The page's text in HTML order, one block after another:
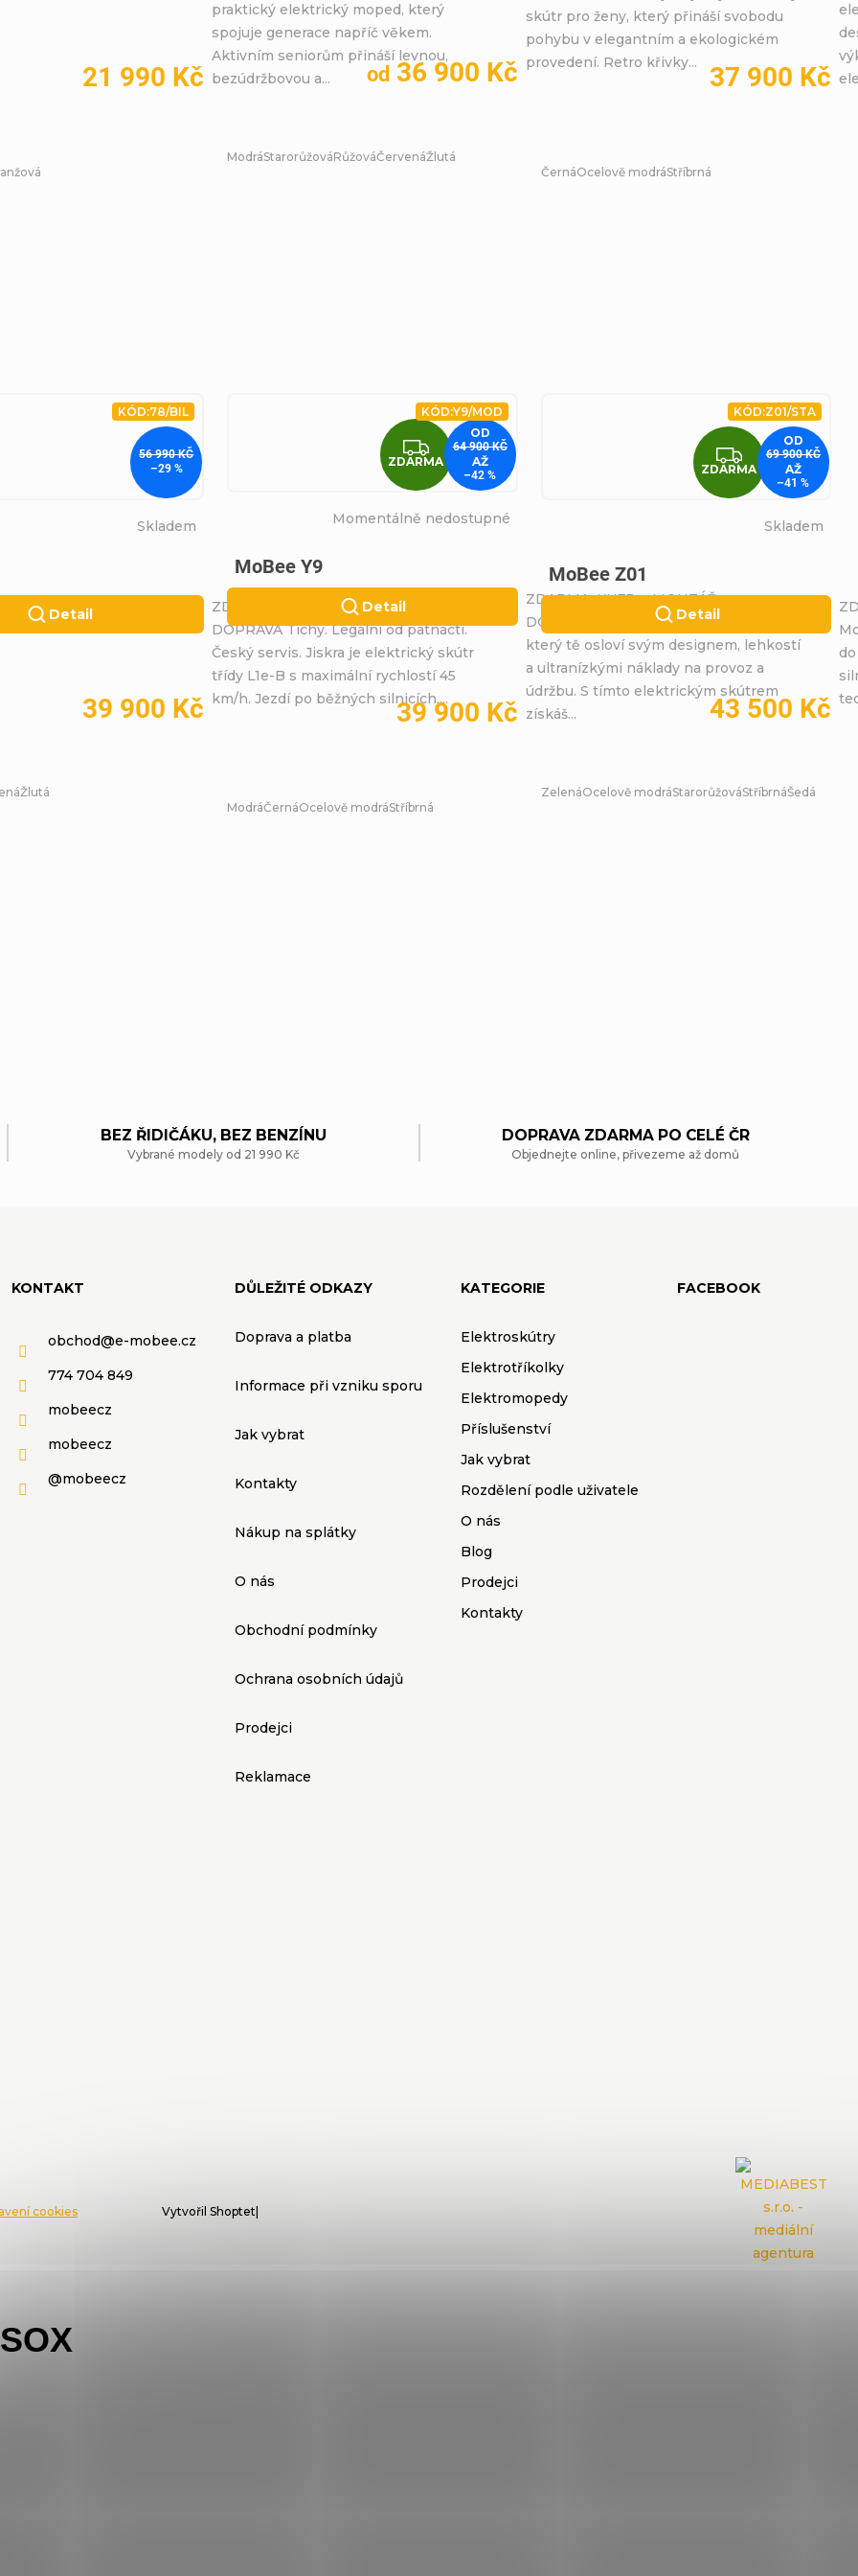
21 990 Kč
praktický elektrický moped, který
spojuje generace napříč věkem.
Aktivním seniorům přináší levnou,
bezúdržbovou a...
od36 900 Kč
skútr pro ženy, který přináší svobodu
pohybu v elegantním a ekologickém
provedení. Retro křivky...
ModráStarorůžováRůžováČervenáŽlutá
37 900 Kč
ČernáOcelově modráStříbrná
56 990 KČ
–29 %
Skladem
39 900 Kč
Detail
ZDARMA: KUFR + MONTÁŽ +
DOPRAVA Tichý. Legální od patnácti.
Český servis. Jiskra je elektrický skútr
třídy L1e-B s maximální rychlostí 45
km/h. Jezdí po běžných silnicích,...
Žlutá
KÓD:78/BIL
ZDARMA
ZDARMA
OD
64 900 KČ
AŽ
–42 %
MoBee Y9
Momentálně nedostupné
39 900 Kč
Detail
ZDARMA: KUFR + MONTÁŽ +
DOPRAVA MoBee Y9 je elektroskútr,
který tě osloví svým designem, lehkostí
a ultranízkými náklady na provoz a
údržbu. S tímto elektrickým skútrem
získáš...
ModráČernáOcelově modráStříbrná
KÓD:Y9/MOD
ZDARMA
ZDARMA
OD
69 900 KČ
AŽ
–41 %
MoBee Z01
Skladem
43 500 Kč
Detail
ZelenáOcelově modráStarorůžováStříbrnáŠedá
KÓD:Z01/STA
í
v
ý
BEZ ŘIDIČÁKU, BEZ BENZÍNU
Vybrané modely od 21 990 Kč
DOPRAVA ZDARMA PO CELÉ ČR
Objednejte online, přivezeme až domů
KONTAKT
obchod@e-mobee.cz
774 704 849
mobeecz
mobeecz
@mobeecz
DŮLEŽITÉ ODKAZY
Doprava a platba
Informace při vzniku sporu
Jak vybrat
Kontakty
Nákup na splátky
O nás
Obchodní podmínky
Ochrana osobních údajů
Prodejci
Reklamace
KATEGORIE
Elektroskútry
Elektrotříkolky
Elektromopedy
Příslušenství
Jak vybrat
Rozdělení podle uživatele
O nás
Blog
Prodejci
Kontakty
FACEBOOK
Vytvořil Shoptet
cookies